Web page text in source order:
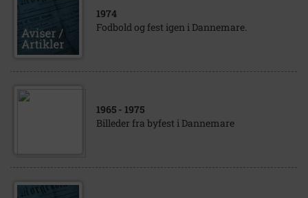
1974
Fodbold og fest igen i Dannemare.
1965 - 1975
Billeder fra byfest i Dannemare